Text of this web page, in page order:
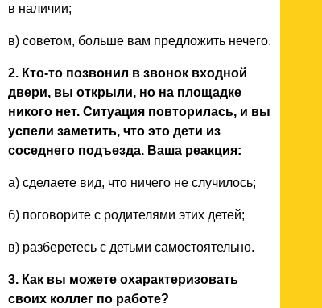
в наличии;
в) советом, больше вам предложить нечего.
2. Кто-то позвонил в звонок входной
двери, вы открыли, но на площадке
никого нет. Ситуация повторилась, и вы
успели заметить, что это дети из
соседнего подъезда. Ваша реакция:
а) сделаете вид, что ничего не случилось;
б) поговорите с родителями этих детей;
в) разберетесь с детьми самостоятельно.
3. Как вы можете охарактеризовать
своих коллег по работе?